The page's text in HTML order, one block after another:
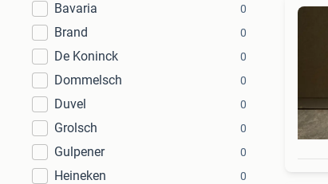
Bavaria 0
Brand 0
De Koninck 0
Dommelsch 0
Duvel 0
Grolsch 0
Gulpener 0
Heineken 0